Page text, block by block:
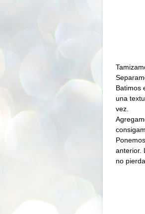
Batimos
una
vez.
anterior.
no